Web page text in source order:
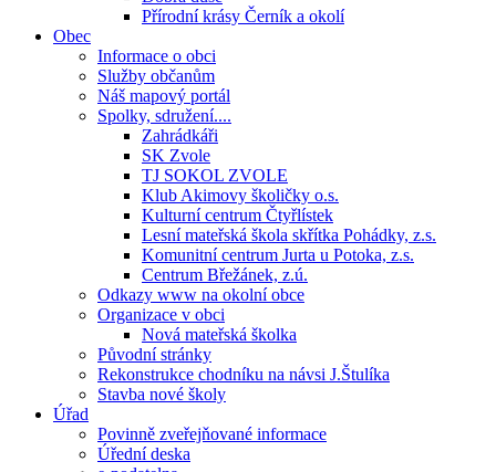
Přírodní krásy Černík a okolí
Obec
Informace o obci
Služby občanům
Náš mapový portál
Spolky, sdružení....
Zahrádkáři
SK Zvole
TJ SOKOL ZVOLE
Klub Akimovy školičky o.s.
Kulturní centrum Čtyřlístek
Lesní mateřská škola skřítka Pohádky, z.s.
Komunitní centrum Jurta u Potoka, z.s.
Centrum Břežánek, z.ú.
Odkazy www na okolní obce
Organizace v obci
Nová mateřská školka
Původní stránky
Rekonstrukce chodníku na návsi J.Štulíka
Stavba nové školy
Úřad
Povinně zveřejňované informace
Úřední deska